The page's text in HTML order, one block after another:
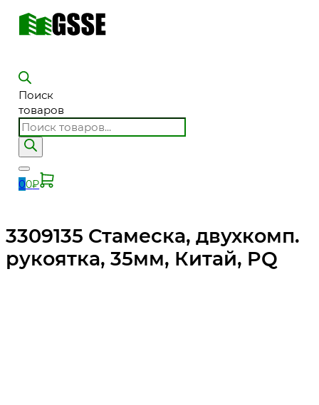
Поиск
товаров
00₽
3309135 Стамеска, двухкомп.
рукоятка, 35мм, Китай, PQ